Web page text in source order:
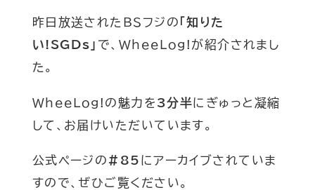
昨日放送されたBSフジの
「知りた
い!SGDs」 で、WheeLog!が紹介されまし
た。
WheeLog!の魅力を 3分半にぎゅっと凝縮
して、お届けいただいています。
公式ページの #85 にアーカイブされていま
すので、ぜひご覧ください。